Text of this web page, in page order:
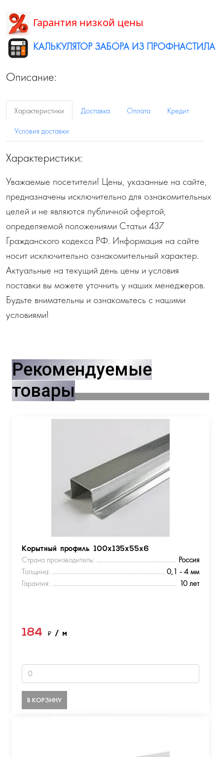
Гарантия низкой цены
КАЛЬКУЛЯТОР ЗАБОРА ИЗ ПРОФНАСТИЛА
Описание:
Характеристики Доставка Оплата
Кредит
Условия доставки
Характеристики:
Уважаемые посетители! Цены, указанные на сайте,
предназначены исключительно для ознакомительных
целей и не являются публичной офертой,
определяемой положениями Статьи 437
Гражданского кодекса РФ. Информация на сайте
носит исключительно ознакомительный характер.
Актуальные на текущий день цены и условия
поставки вы можете уточнить у наших менеджеров.
Будьте внимательны и ознакомьтесь с нашими
условиями!
Рекомендуемые
товары
Корытный профиль 100х135х55х6
Страна производитель:
Россия
Толщина:
0,1 - 4 мм
Гарантия:
10 лет
184 ₽ / м
В КОРЗИНУ